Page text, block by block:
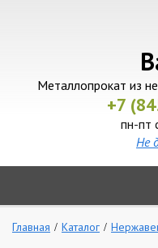
Металлопрокат из
+7
пн-пт
Не
Главная Каталог